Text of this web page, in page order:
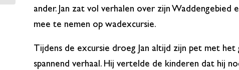
ander. Jan zat vol verhalen over zijn
mee te nemen op wadexcursie.
Tijdens de excursie droeg Jan altijd zijn pet met
spannend verhaal. Hij vertelde de kinderen dat hij